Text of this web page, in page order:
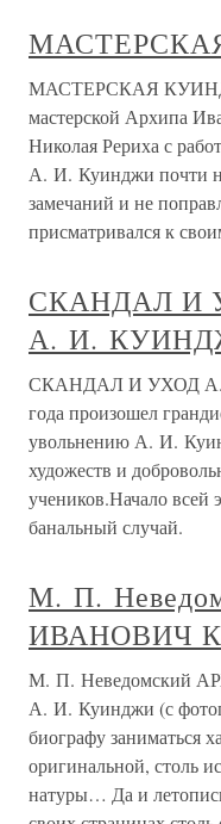
МАСТЕРСКАЯ
мастерской Архипа
Николая Рериха с
А. И. Куинджи почти
замечаний и не
присматривался к
СКАНДАЛ И
А. И.
СКАНДАЛ И УХОД А.
года произошел
увольнению А. И.
художеств и
учеников.Начало всей
банальный случай.
М. П.
ИВАНОВИЧ
М. П.
А. И. Куинджи (с
биографу заниматься
оригинальной, столь
натуры… Да и